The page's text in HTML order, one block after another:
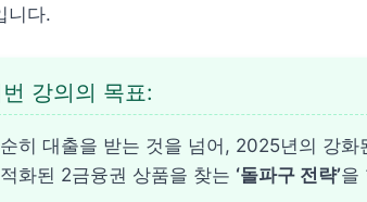
니다.
번 강의의 목표:
히 대출을 받는 것을 넘어, 2025년의 강
화된 2금융권 상품을 찾는 ‘돌파구 전략’을